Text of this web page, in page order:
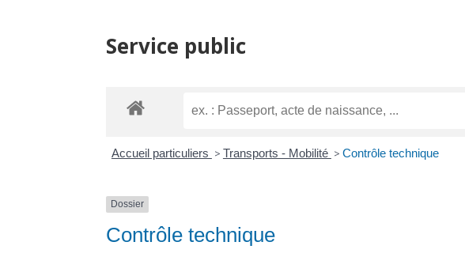
Service public
Accueil particuliers > Transports - Mobilité > Contrôle technique
Dossier
Contrôle technique